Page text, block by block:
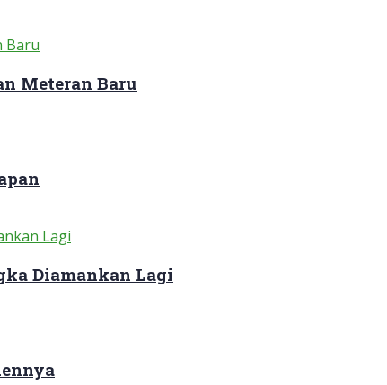
Meteran Baru
Diamankan Lagi